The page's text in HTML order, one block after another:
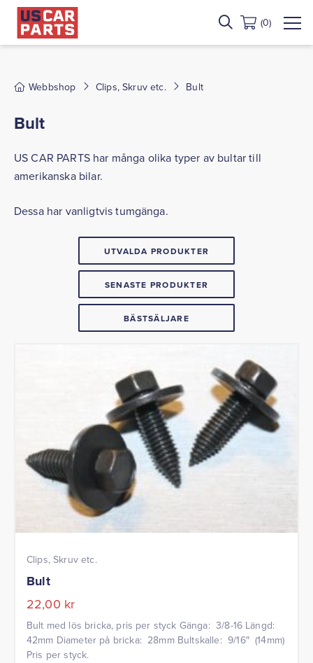
(0)
Webbshop Clips, Skruv etc. Bult
Bult
UTVALDA PRODUKTER
SENASTE PRODUKTER
BÄSTSÄLJARE
US CAR PARTS har många olika typer av bultar till
amerikanska bilar.
Dessa har vanligtvis tumgänga.
Clips, Skruv etc.
Bult
22,00 kr
Bult med lös bricka, pris per styck Gänga: 3/8-16 Längd:
42mm Diameter på bricka: 28mm Bultskalle: 9/16″ (14mm)
Pris per styck.